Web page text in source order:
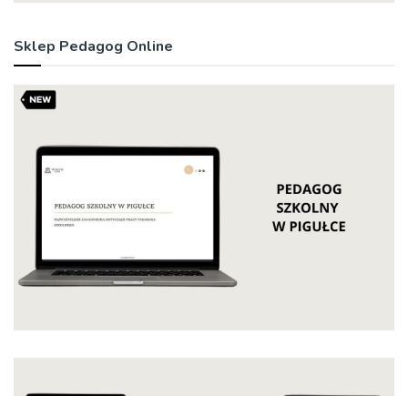
Sklep Pedagog Online